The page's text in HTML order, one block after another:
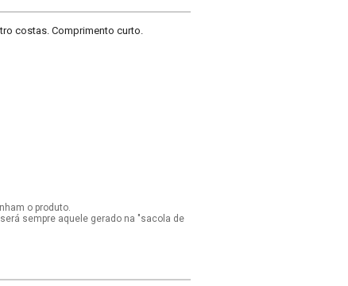
costas. Comprimento curto.
o produto.
sempre aquele gerado na "sacola de